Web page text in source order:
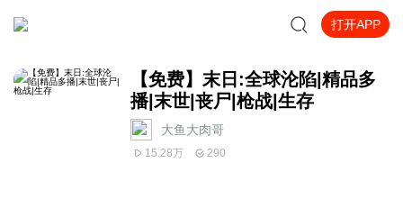
打开APP
【免费】末日:全球沦陷|精品多
播|末世|丧尸|枪战|生存
大鱼大肉哥
15.28万 290